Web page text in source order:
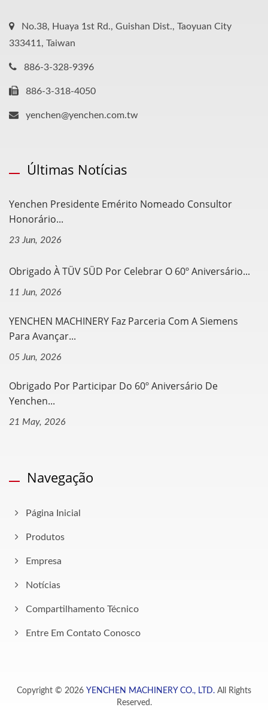
No.38, Huaya 1st Rd., Guishan Dist., Taoyuan City
333411, Taiwan
886-3-328-9396
886-3-318-4050
yenchen@yenchen.com.tw
Últimas Notícias
Yenchen Presidente Emérito Nomeado Consultor
Honorário...
23 Jun, 2026
Obrigado À TÜV SÜD Por Celebrar O 60º Aniversário...
11 Jun, 2026
YENCHEN MACHINERY Faz Parceria Com A Siemens
Para Avançar...
05 Jun, 2026
Obrigado Por Participar Do 60º Aniversário De
Yenchen...
21 May, 2026
Navegação
Página Inicial
Produtos
Empresa
Notícias
Compartilhamento Técnico
Entre Em Contato Conosco
Copyright © 2026 YENCHEN MACHINERY CO., LTD. All Rights
Reserved.